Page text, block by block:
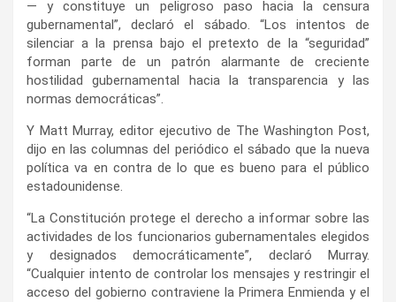
— y constituye un peligroso paso hacia la censura
gubernamental”, declaró el sábado. “Los intentos de
silenciar a la prensa bajo el pretexto de la “seguridad”
forman parte de un patrón alarmante de creciente
hostilidad gubernamental hacia la transparencia y las
normas democráticas”.
Y Matt Murray, editor ejecutivo de The Washington Post,
dijo en las columnas del periódico el sábado que la nueva
política va en contra de lo que es bueno para el público
estadounidense.
“La Constitución protege el derecho a informar sobre las
actividades de los funcionarios gubernamentales elegidos
y designados democráticamente”, declaró Murray.
“Cualquier intento de controlar los mensajes y restringir el
acceso del gobierno contraviene la Primera Enmienda y el